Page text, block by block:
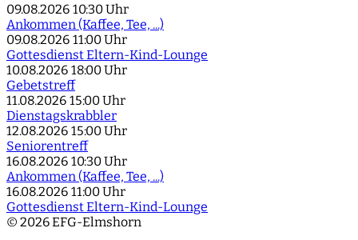
09.08.2026 10:30 Uhr
Ankommen (Kaffee, Tee, ...)
09.08.2026 11:00 Uhr
Gottesdienst Eltern-Kind-Lounge
10.08.2026 18:00 Uhr
Gebetstreff
11.08.2026 15:00 Uhr
Dienstagskrabbler
12.08.2026 15:00 Uhr
Seniorentreff
16.08.2026 10:30 Uhr
Ankommen (Kaffee, Tee, ...)
16.08.2026 11:00 Uhr
Gottesdienst Eltern-Kind-Lounge
© 2026 EFG-Elmshorn